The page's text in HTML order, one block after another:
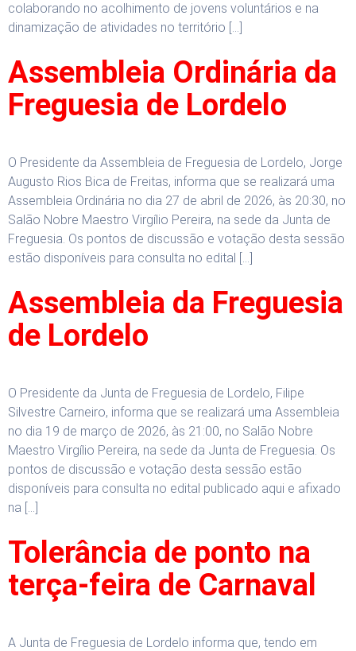
colaborando no acolhimento de jovens voluntários e na
dinamização de atividades no território […]
Assembleia Ordinária da
Freguesia de Lordelo
O Presidente da Assembleia de Freguesia de Lordelo, Jorge
Augusto Rios Bica de Freitas, informa que se realizará uma
Assembleia Ordinária no dia 27 de abril de 2026, às 20:30, no
Salão Nobre Maestro Virgílio Pereira, na sede da Junta de
Freguesia. Os pontos de discussão e votação desta sessão
estão disponíveis para consulta no edital […]
Assembleia da Freguesia
de Lordelo
O Presidente da Junta de Freguesia de Lordelo, Filipe
Silvestre Carneiro, informa que se realizará uma Assembleia
no dia 19 de março de 2026, às 21:00, no Salão Nobre
Maestro Virgílio Pereira, na sede da Junta de Freguesia. Os
pontos de discussão e votação desta sessão estão
disponíveis para consulta no edital publicado aqui e afixado
na […]
Tolerância de ponto na
terça-feira de Carnaval
A Junta de Freguesia de Lordelo informa que, tendo em